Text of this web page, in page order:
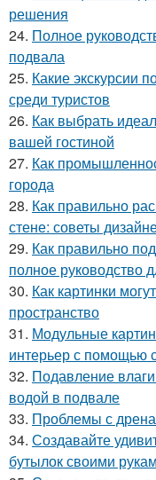
решения
24. Полное
подвала
25. Какие экскурсии
среди туристов
26. Как выбрать
вашей гостиной
27. Как
города
28. Как правильно
стене: советы
29. Как правильно
полное руководство
30. Как картинки
пространство
31. Модульные
интерьер с помощью
32. Подавление
водой в подвале
33. Проблемы с
34. Создавайте
бутылок своими